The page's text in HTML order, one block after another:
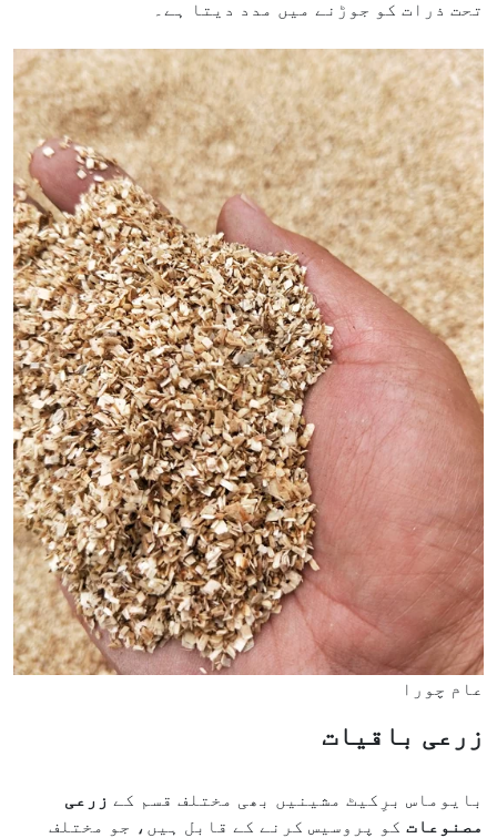
تحت ذرات کو جوڑنے میں مدد دیتا ہے۔
عام چورا
زرعی باقیات
بایوماس برِکیٹ مشینیں بھی مختلف قسم کے زرعی
مصنوعات کو پروسیس کرنے کے قابل ہیں، جو مختلف